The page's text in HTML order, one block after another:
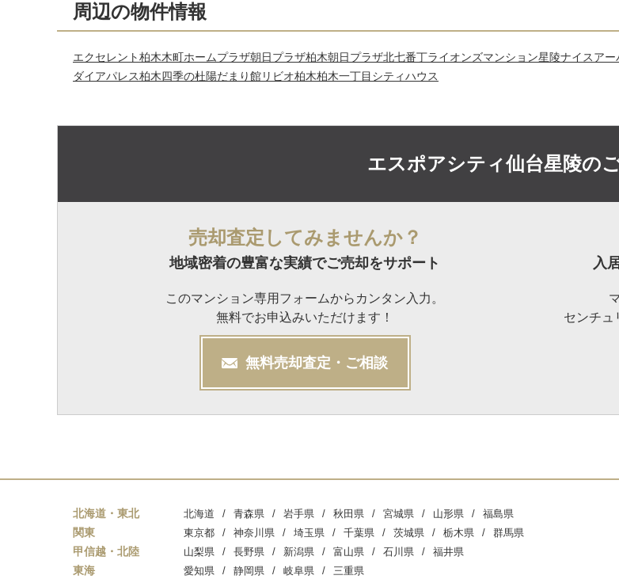
周辺の物件情報
エクセレント柏木木町ホームプラザ朝日プラザ柏木朝日プラザ北七番丁ライオンズマンション星陵ナイスアー
ダイアパレス柏木四季の杜陽だまり館リビオ柏木柏木一丁目シティハウス
エスポアシティ仙台星陵の
売却査定してみませんか？
地域密着の豊富な実績でご売却をサポート
このマンション専用フォームからカンタン入力。
無料でお申込みいただけます！
無料売却査定・ご相談
入
センチュ
北海道・東北 北海道 青森県 岩手県 秋田県 宮城県 山形県 福島県
関東 東京都 神奈川県 埼玉県 千葉県 茨城県 栃木県 群馬県
甲信越・北陸 山梨県 長野県 新潟県 富山県 石川県 福井県
東海 愛知県 静岡県 岐阜県 三重県